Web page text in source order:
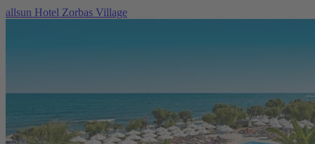
allsun Hotel Zorbas Village